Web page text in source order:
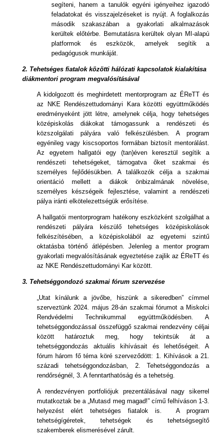
segíteni, hanem a tanulók egyéni igényeihez igazodó
feladatokat és visszajelzéseket is nyújt. A foglalkozás
második szakaszában a gyakorlati alkalmazások
kerültek előtérbe. Bemutatásra kerültek olyan MI-alapú
platformok és eszközök, amelyek segítik a
pedagógusok munkáját.
2. Tehetséges fiatalok közötti hálózati kapcsolatok kialakítása
diákmentori program megvalósításával
A kidolgozott és meghirdetett mentorprogram az ÉReTT és
az NKE Rendészettudományi Kara közötti együttműködés
eredményeként jött létre, amelynek célja, hogy tehetséges
középiskolás diákokat támogassunk a rendészeti és
közszolgálati pályára való felkészülésben. A program
egyénileg vagy kiscsoportos formában biztosít mentorálást.
Az egyetem hallgatói egy (tan)éven keresztül segítik a
rendészeti tehetségeket, támogatva őket szakmai és
személyes fejlődésükben. A találkozók célja a szakmai
orientáció mellett a diákok önbizalmának növelése,
személyes készségeik fejlesztése, valamint a rendészeti
pálya iránti elkötelezettségük erősítése.
A hallgatói mentorprogram hatékony eszközként szolgálhat a
rendészeti pályára készülő tehetséges középiskolások
felkészítésében, a középiskolából az egyetemi szintű
oktatásba történő átlépésben. Jelenleg a mentor program
gyakorlati megvalósításának egyeztetése zajlik az ÉReTT és
az NKE Rendészettudományi Kar között.
3. Tehetséggondozó szakmai fórum szervezése
„Utat kínálunk a jövőbe, hiszünk a sikeredben” címmel
szerveztünk 2024. május 28-án szakmai fórumot a Miskolci
Rendvédelmi Technikummal együttműködésben. A
tehetséggondozással összefüggő szakmai rendezvény céljai
között határoztuk meg, hogy tekintsük át a
tehetséggondozás aktuális kihívásait és lehetőségeit. A
fórum három fő téma köré szerveződött: 1. Kihívások a 21.
századi tehetséggondozásban, 2. Tehetséggondozás a
rendőrségnél, 3. A fenntarthatóság és a tehetség.
A rendezvényen portfoliójuk prezentálásával nagy sikerrel
mutatkoztak be a „Mutasd meg magad!” című felhíváson 1-3.
helyezést elért tehetséges fiatalok is. A program
tehetségígéretek, tehetségek és tehetségsegítő
szakemberek elismerésével zárult.